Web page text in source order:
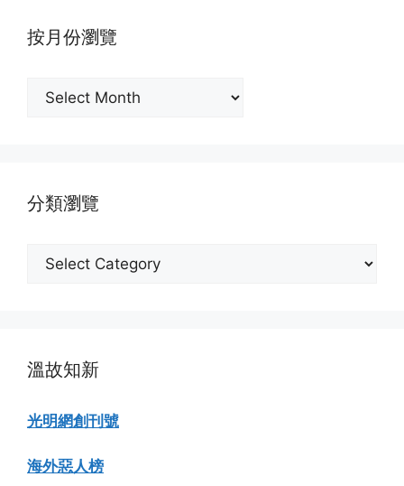
按月份瀏覽
分類瀏覽
溫故知新
光明網創刊號
海外惡人榜